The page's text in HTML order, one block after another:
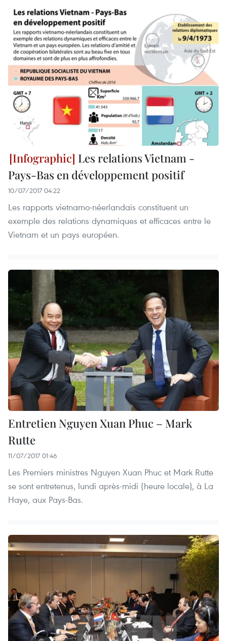
Les relations Vietnam -
Pays-Bas en développement positif
10/07/2017 04:22
Les rapports vietnamo-néerlandais constituent un
exemple des relations dynamiques et efficaces entre le
Vietnam et un pays européen.
Entretien Nguyen Xuan Phuc – Mark
Rutte
11/07/2017 01:46
Les Premiers ministres Nguyen Xuan Phuc et Mark Rutte
se sont entretenus, lundi après-midi (heure locale), à La
Haye, aux Pays-Bas.